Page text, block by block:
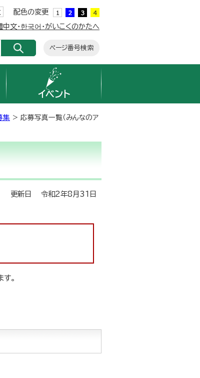
配色の変更
文・한국어・がいこくのかたへ
ページ番号検索
イベント
集 > 応募写真一覧（みんなのア
更新日 令和2年8月31日
。